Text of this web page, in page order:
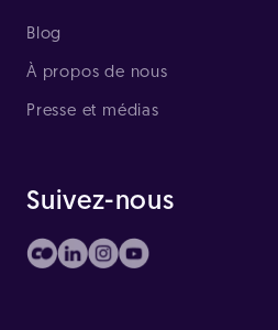
Blog
À propos de nous
Presse et médias
Suivez-nous